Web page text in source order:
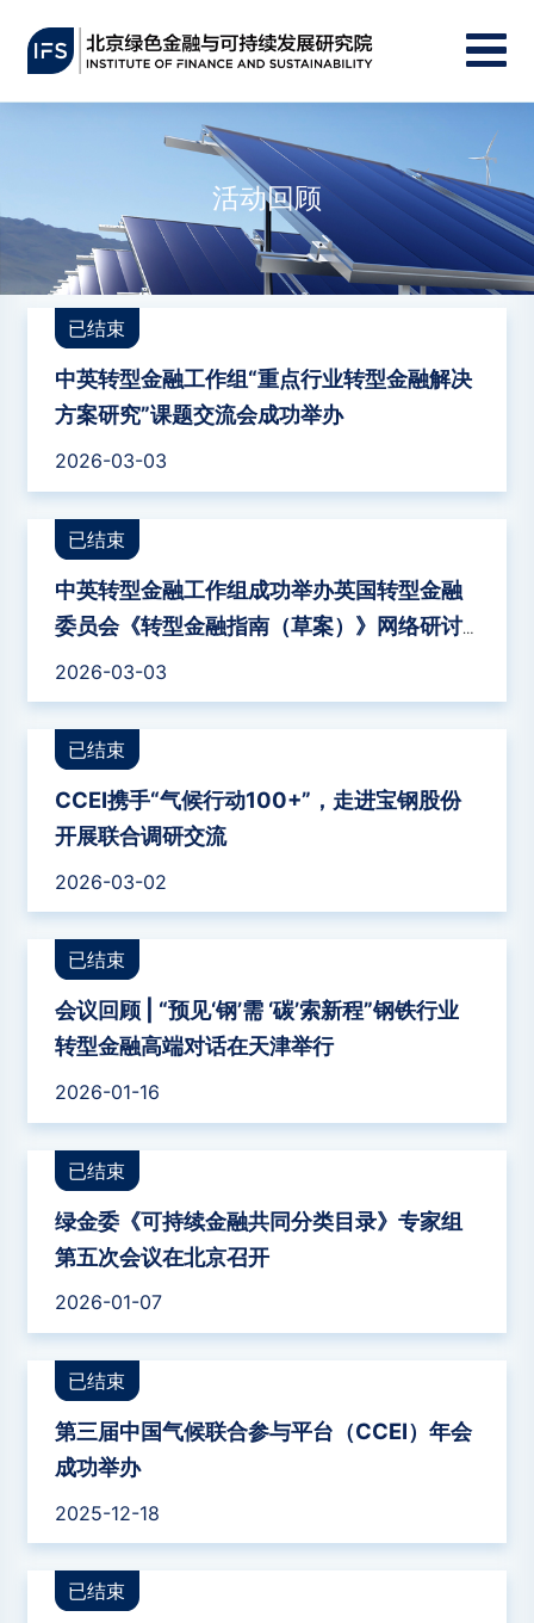
活动回顾
已结束
中英转型金融工作组“重点行业转型金融解决
方案研究”课题交流会成功举办
2026-03-03
已结束
中英转型金融工作组成功举办英国转型金融
委员会《转型金融指南（草案）》网络研讨
会
2026-03-03
已结束
CCEI携手“气候行动100+”，走进宝钢股份
开展联合调研交流
2026-03-02
已结束
会议回顾 | “预见‘钢’需 ‘碳’索新程”钢铁行业
转型金融高端对话在天津举行
2026-01-16
已结束
绿金委《可持续金融共同分类目录》专家组
第五次会议在北京召开
2026-01-07
已结束
第三届中国气候联合参与平台（CCEI）年会
成功举办
2025-12-18
已结束